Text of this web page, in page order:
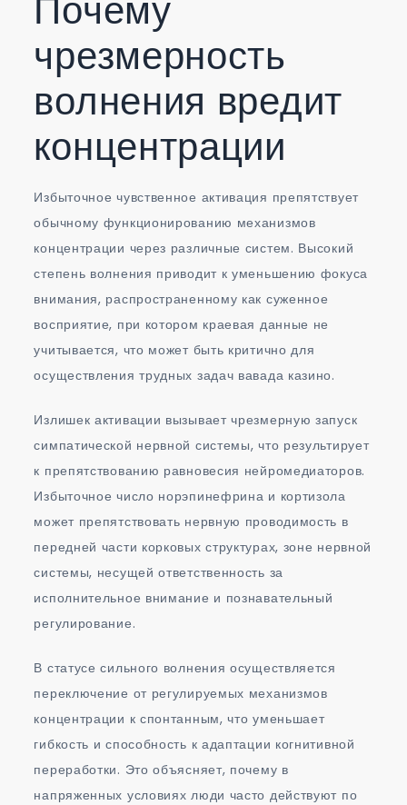
чрезмерность
волнения вредит
концентрации
Избыточное чувственное активация препятствует
обычному функционированию механизмов
концентрации через различные систем. Высокий
степень волнения приводит к уменьшению фокуса
внимания, распространенному как суженное
восприятие, при котором краевая данные не
учитывается, что может быть критично для
осуществления трудных задач вавада казино.
Излишек активации вызывает чрезмерную запуск
симпатической нервной системы, что результирует
к препятствованию равновесия нейромедиаторов.
Избыточное число норэпинефрина и кортизола
может препятствовать нервную проводимость в
передней части корковых структурах, зоне нервной
системы, несущей ответственность за
исполнительное внимание и познавательный
регулирование.
В статусе сильного волнения осуществляется
переключение от регулируемых механизмов
концентрации к спонтанным, что уменьшает
гибкость и способность к адаптации когнитивной
переработки. Это объясняет, почему в
напряженных условиях люди часто действуют по